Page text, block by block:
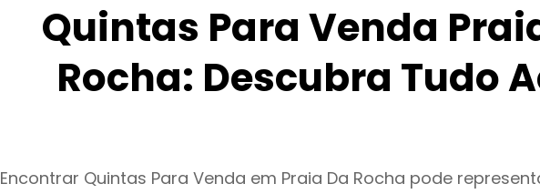
Quintas Para Venda
Rocha: Descubra Tudo
Encontrar Quintas Para Venda em Praia Da Rocha pode